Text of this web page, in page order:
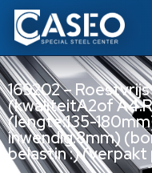
169202 –
(kwaliteitA2of
(lengte:135-
inwendig:8mm)
belastin :) (verpakt